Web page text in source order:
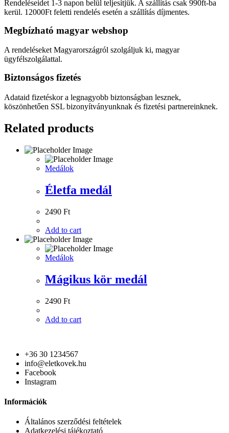
Rendeléseidet 1-3 napon belül teljesítjük. A szállítás csak 990ft-ba
kerül. 12000Ft feletti rendelés esetén a szállítás díjmentes.
Megbízható magyar webshop
A rendeléseket Magyarországról szolgáljuk ki, magyar
ügyfélszolgálattal.
Biztonságos fizetés
Adataid fizetéskor a legnagyobb biztonságban lesznek,
köszönhetően SSL bizonyítványunknak és fizetési partnereinknek.
Related products
Medálok
Életfa medál
2490 Ft
Add to cart
Medálok
Mágikus kör medál
2490 Ft
Add to cart
+36 30 1234567
info@eletkovek.hu
Facebook
Instagram
Információk
Általános szerződési feltételek
Adatkezelési tájékoztató